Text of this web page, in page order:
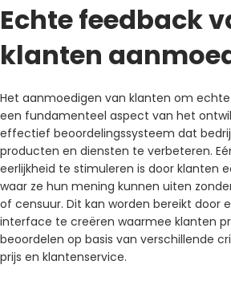
Echte feedback
klanten
Het aanmoedigen van klanten om
een fundamenteel aspect van het
effectief beoordelingssysteem dat
producten en diensten te verbeteren.
eerlijkheid te stimuleren is door klanten
waar ze hun mening kunnen uiten
of censuur. Dit kan worden bereikt door
interface te creëren waarmee klanten
beoordelen op basis van verschillende
prijs en klantenservice.